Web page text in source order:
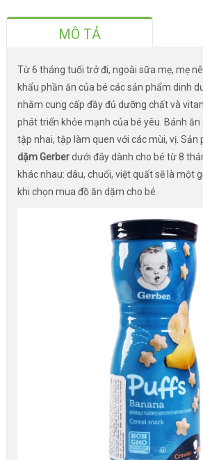
MÔ TẢ
Từ 6 tháng tuổi trở đi, ngoài sữa mẹ, mẹ
khẩu phần ăn của bé các sản phẩm dinh
nhằm cung cấp đầy đủ dưỡng chất và
phát triển khỏe mạnh của bé yêu. Bánh
tập nhai, tập làm quen với các mùi, vị. Sản
dặm Gerberdưới đây dành cho bé từ 8
khác nhau: dâu, chuối, việt quất sẽ là một
khi chọn mua đồ ăn dặm cho bé.